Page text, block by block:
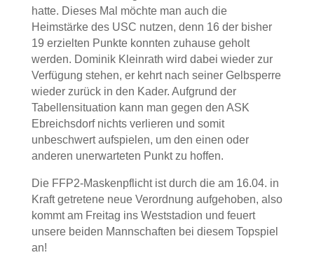
hatte. Dieses Mal möchte man auch die
Heimstärke des USC nutzen, denn 16 der bisher
19 erzielten Punkte konnten zuhause geholt
werden. Dominik Kleinrath wird dabei wieder zur
Verfügung stehen, er kehrt nach seiner Gelbsperre
wieder zurück in den Kader. Aufgrund der
Tabellensituation kann man gegen den ASK
Ebreichsdorf nichts verlieren und somit
unbeschwert aufspielen, um den einen oder
anderen unerwarteten Punkt zu hoffen.
Die FFP2-Maskenpflicht ist durch die am 16.04. in
Kraft getretene neue Verordnung aufgehoben, also
kommt am Freitag ins Weststadion und feuert
unsere beiden Mannschaften bei diesem Topspiel
an!